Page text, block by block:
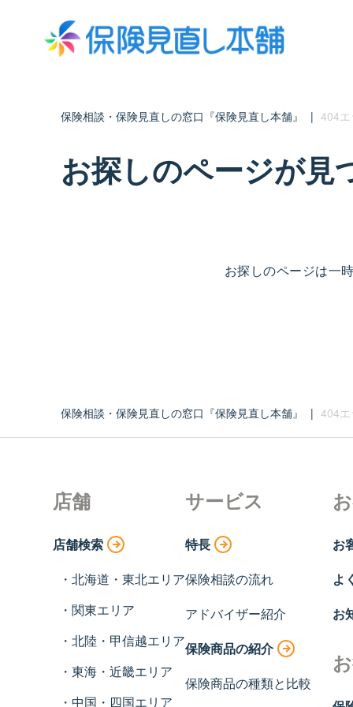
保険相談・保険見直しの窓口『保険見直し本舗』 | 404
お探しのページが見
お探しのページは一
保険相談・保険見直しの窓口『保険見直し本舗』 | 404
店舗
店舗検索
北海道・東北エリア
関東エリア
北陸・甲信越エリア
東海・近畿エリア
中国・四国エリア
サービス
特長
保険相談の流れ
アドバイザー紹介
保険商品の紹介
保険商品の種類と比較
お
よ
お